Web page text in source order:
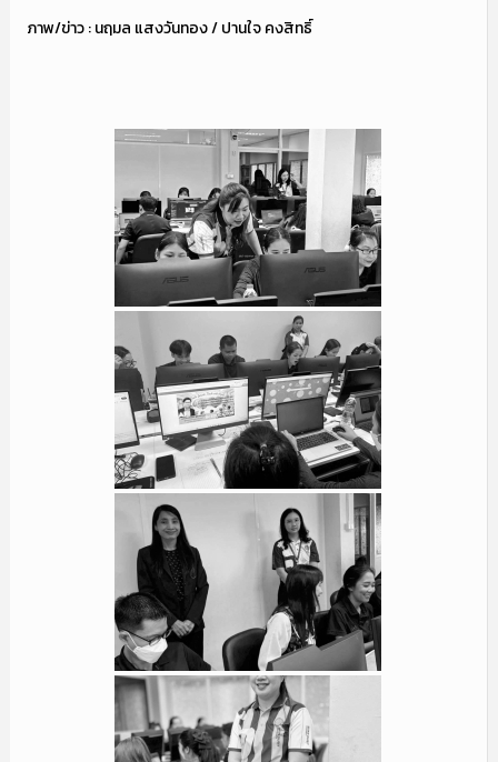
ภาพ/ข่าว : นฤมล แสงวันทอง / ปานใจ คงสิทธิ์